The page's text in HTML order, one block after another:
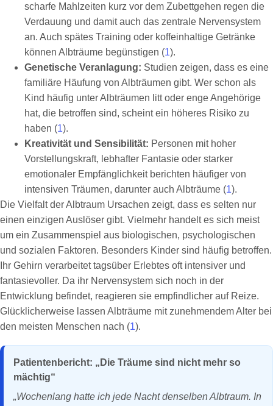
scharfe Mahlzeiten kurz vor dem Zubettgehen regen die
Verdauung und damit auch das zentrale Nervensystem
an. Auch spätes Training oder koffeinhaltige Getränke
können Albträume begünstigen (1).
Genetische Veranlagung: Studien zeigen, dass es eine
familiäre Häufung von Albträumen gibt. Wer schon als
Kind häufig unter Albträumen litt oder enge Angehörige
hat, die betroffen sind, scheint ein höheres Risiko zu
haben (1).
Kreativität und Sensibilität: Personen mit hoher
Vorstellungskraft, lebhafter Fantasie oder starker
emotionaler Empfänglichkeit berichten häufiger von
intensiven Träumen, darunter auch Albträume (1).
Die Vielfalt der Albtraum Ursachen zeigt, dass es selten nur
einen einzigen Auslöser gibt. Vielmehr handelt es sich meist
um ein Zusammenspiel aus biologischen, psychologischen
und sozialen Faktoren. Besonders Kinder sind häufig betroffen.
Ihr Gehirn verarbeitet tagsüber Erlebtes oft intensiver und
fantasievoller. Da ihr Nervensystem sich noch in der
Entwicklung befindet, reagieren sie empfindlicher auf Reize.
Glücklicherweise lassen Albträume mit zunehmendem Alter bei
den meisten Menschen nach (1).
Patientenbericht: „Die Träume sind nicht mehr so
mächtig“
„Wochenlang hatte ich jede Nacht denselben Albtraum. In